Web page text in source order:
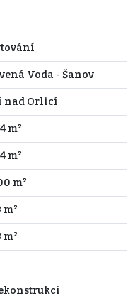
Voda - Šanov
nad Orlicí
m²
m²
m²
m²
m²